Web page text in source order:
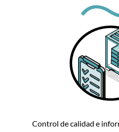
Control de calidad e